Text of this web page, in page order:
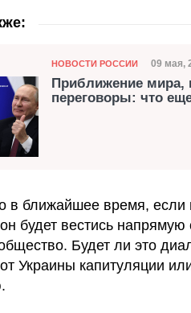
Категория
НОВОСТИ РОССИИ Дата
09 мая,
Приближение мира,
переговоры: что
в ближайшее время, если
будет вестись напрямую
Будет ли это
Украины капитуляции